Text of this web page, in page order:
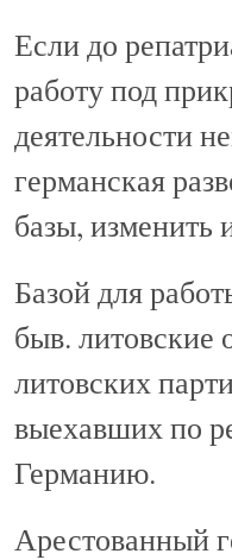
Если до
работу под
деятельности
германская
базы, изменить
Базой для
быв. литовские
литовских
выехавших по
Германию.
Арестованный